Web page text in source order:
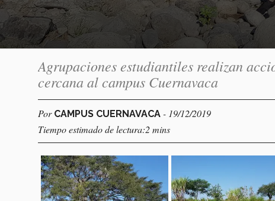
Agrupaciones estudiantiles realizan
cercana al campus Cuernavaca
Por CAMPUS CUERNAVACA - 19/12/2019
Tiempo estimado de lectura:2 mins